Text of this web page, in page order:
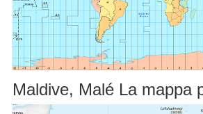
Maldive, Malé La mappa